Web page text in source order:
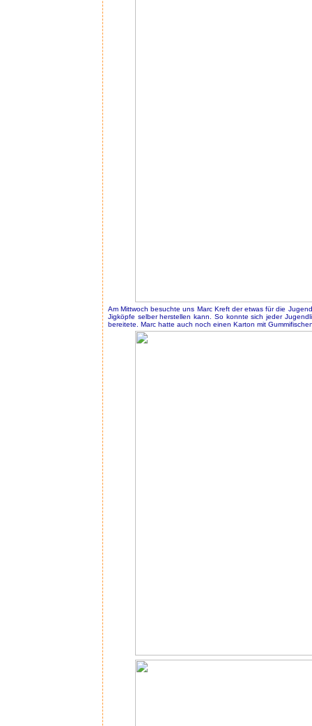
Am Mittwoch besuchte uns Marc Kreft der etwas für die
Jigköpfe selber herstellen kann. So konnte sich jeder
bereitete. Marc hatte auch noch einen Karton mit